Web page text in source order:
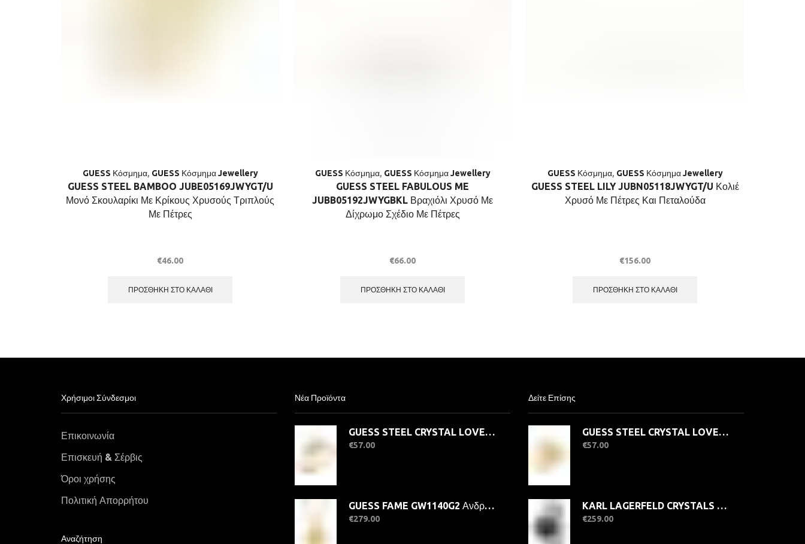
GUESS Κόσμημα, GUESS Κόσμημα Jewellery
GUESS STEEL BAMBOO JUBE05169JWYGT/U
Μονό Σκουλαρίκι Με Κρίκους Χρυσούς Τριπλούς
Με Πέτρες
€46.00
ΠΡΟΣΘΉΚΗ ΣΤΟ ΚΑΛΆΘΙ
GUESS Κόσμημα, GUESS Κόσμημα Jewellery
GUESS STEEL FABULOUS ME
JUBB05192JWYGBKL Βραχιόλι Χρυσό Με
Δίχρωμο Σχέδιο Με Πέτρες
€66.00
ΠΡΟΣΘΉΚΗ ΣΤΟ ΚΑΛΆΘΙ
GUESS Κόσμημα, GUESS Κόσμημα Jewellery
GUESS STEEL LILY JUBN05118JWYGT/U Κολιέ
Χρυσό Με Πέτρες Και Πεταλούδα
€156.00
ΠΡΟΣΘΉΚΗ ΣΤΟ ΚΑΛΆΘΙ
Χρήσιμοι Σύνδεσμοι
Επικοινωνία
Επισκευή & Σέρβις
Όροι χρήσης
Πολιτική Απορρήτου
Αναζήτηση
Νέα Προϊόντα
GUESS STEEL CRYSTAL LOVE JUBR06363JWYG-No.56 Δαχτυλίδι Χρυσό Με Καρδιά
€57.00
GUESS FAME GW1140G2 Ανδρικό Ρολόι Quatrz Ακριβείας
€279.00
Δείτε Επίσης
GUESS STEEL CRYSTAL LOVE JUBR06356JWYG-No.58 Δαχτυλίδι Χρυσό Με Καρδιά Και Πέτρες
€57.00
KARL LAGERFELD CRYSTALS R0553100502 Γυναικείο Ρολόι Quartz Ακριβείας
€259.00